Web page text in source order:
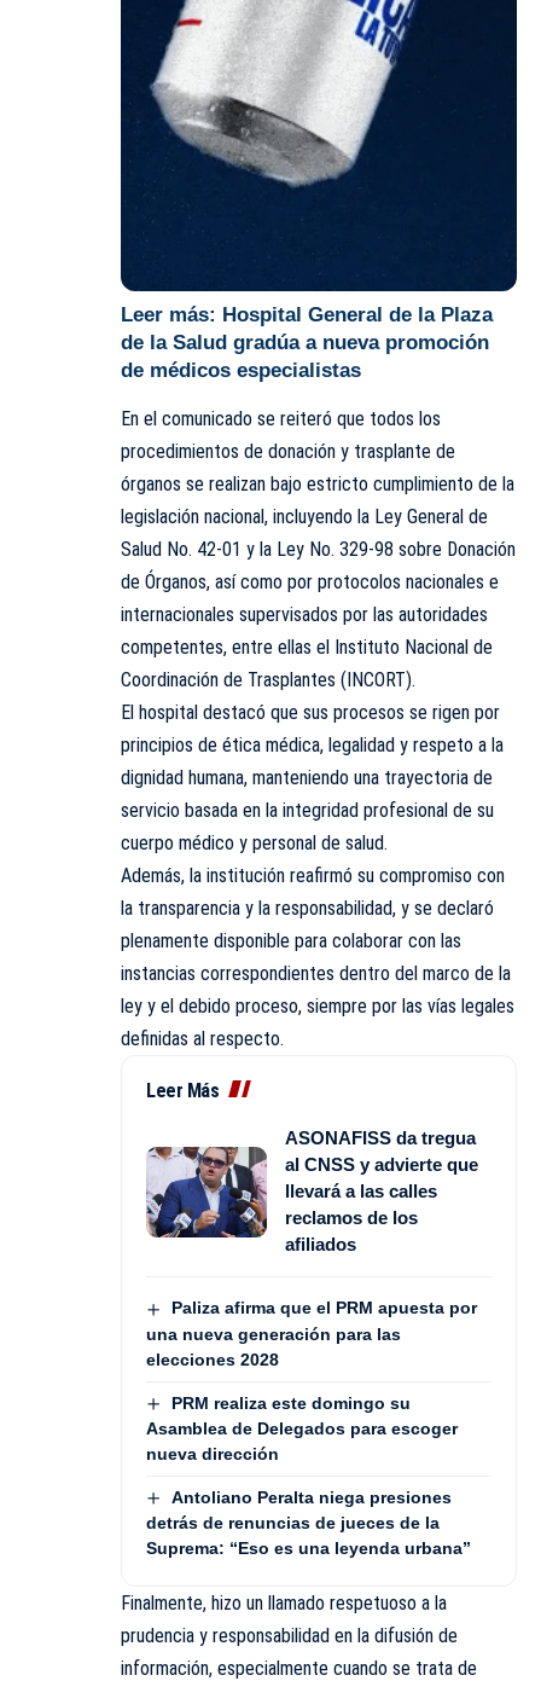
Leer más: Hospital General de la Plaza
de la Salud gradúa a nueva promoción
de médicos especialistas
En el comunicado se reiteró que todos los
procedimientos de donación y trasplante de
órganos se realizan bajo estricto cumplimiento de la
legislación nacional, incluyendo la Ley General de
Salud No. 42-01 y la Ley No. 329-98 sobre Donación
de Órganos, así como por protocolos nacionales e
internacionales supervisados por las autoridades
competentes, entre ellas el Instituto Nacional de
Coordinación de Trasplantes (INCORT).
El hospital destacó que sus procesos se rigen por
principios de ética médica, legalidad y respeto a la
dignidad humana, manteniendo una trayectoria de
servicio basada en la integridad profesional de su
cuerpo médico y personal de salud.
Además, la institución reafirmó su compromiso con
la transparencia y la responsabilidad, y se declaró
plenamente disponible para colaborar con las
instancias correspondientes dentro del marco de la
ley y el debido proceso, siempre por las vías legales
definidas al respecto.
Leer Más
ASONAFISS da tregua
al CNSS y advierte que
llevará a las calles
reclamos de los
afiliados
Paliza afirma que el PRM apuesta por
una nueva generación para las
elecciones 2028
PRM realiza este domingo su
Asamblea de Delegados para escoger
nueva dirección
Antoliano Peralta niega presiones
detrás de renuncias de jueces de la
Suprema: “Eso es una leyenda urbana”
Finalmente, hizo un llamado respetuoso a la
prudencia y responsabilidad en la difusión de
información, especialmente cuando se trata de